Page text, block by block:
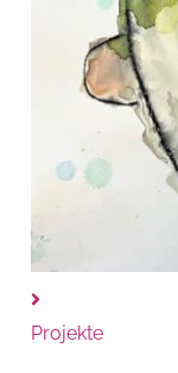
Projekte